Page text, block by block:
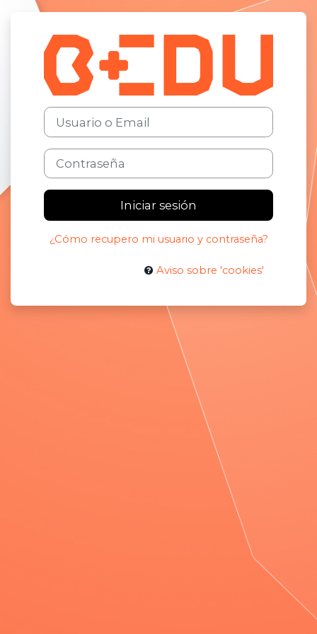
Saltar al contenido principal
Ingresar a
Usuario o Email
Contraseña
Iniciar sesión
¿Cómo recupero mi usuario y contraseña?
Aviso sobre 'cookies'